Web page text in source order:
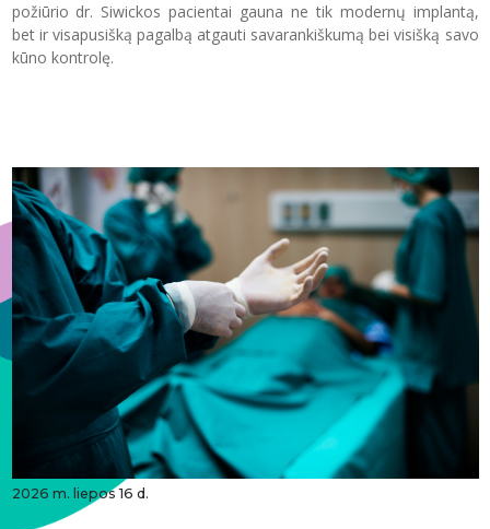
požiūrio dr. Siwickos pacientai gauna ne tik modernų implantą,
bet ir visapusišką pagalbą atgauti savarankiškumą bei visišką savo
kūno kontrolę.
2026 m. liepos 16 d.